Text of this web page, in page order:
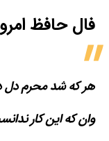
فال حافظ
هر که شد محرم دل
وان که این کار